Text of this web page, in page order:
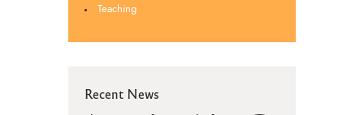
Teaching
Recent News